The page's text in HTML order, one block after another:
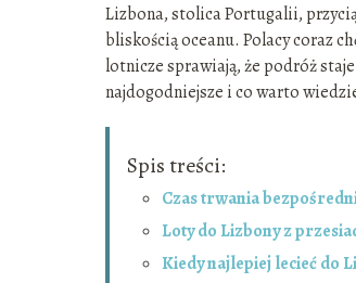
Lizbona, stolica Portugalii,
bliskością oceanu. Polacy coraz
lotnicze sprawiają, że podróż
najdogodniejsze i co warto
Spis treści:
Czas trwania
Loty do Lizbony z
Kiedy najlepiej lecieć do